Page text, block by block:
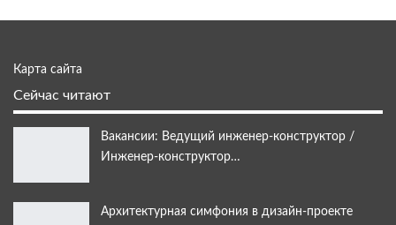
Карта сайта
Сейчас читают
Вакансии: Ведущий инженер-конструктор /
Инженер-конструктор…
Архитектурная симфония в дизайн-проекте